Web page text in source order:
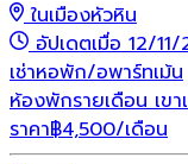
ในเมืองหัวหิน
อัปเดตเมื่อ 12/
เช่าหอพัก/อพาร์ทเม้น
ห้องพักรายเดือน เข
ราคา฿4,500/เดือน